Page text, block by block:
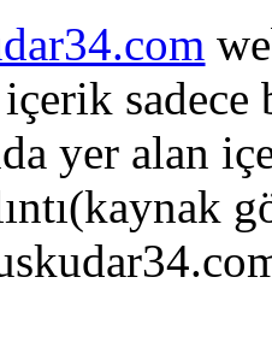
sadece
yer alan